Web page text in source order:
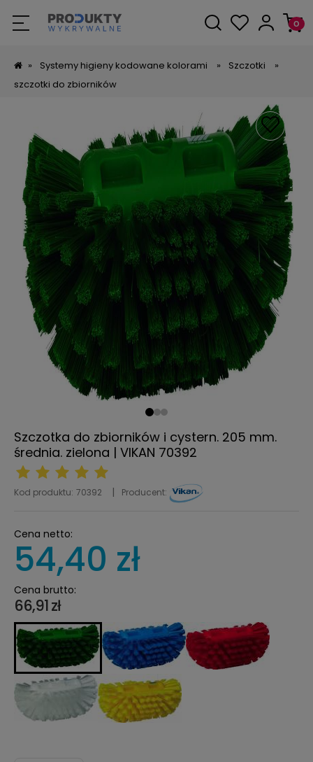
» Systemy higieny kodowane kolorami » Szczotki
»
szczotki do zbiorników
Szczotka do zbiorników i cystern. 205 mm.
średnia. zielona | VIKAN 70392
Kod produktu: 70392 Producent:
Cena brutto:
66,91 zł
Cena netto:
54,40 zł